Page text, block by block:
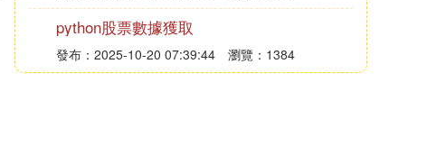
python股票數據獲取
發布：2025-10-20 07:39:44 瀏覽：1384